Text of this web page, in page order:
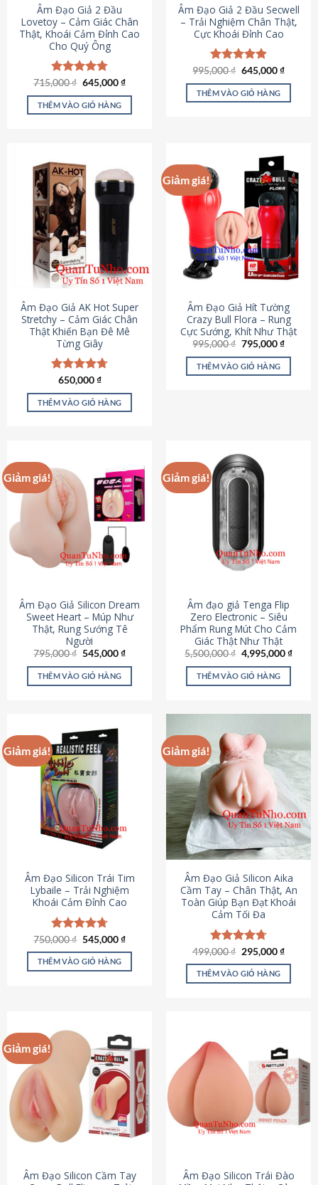
Âm Đạo Giả 2 Đầu
Lovetoy – Cảm Giác Chân
Thật, Khoái Cảm Đỉnh Cao
Cho Quý Ông
Được xếp
hạng4.79
5 sao
715,000₫ Giá
là:
715,000 ₫.
645,000₫Giá
tại
THÊM VÀO GIỎ HÀNG
Âm Đạo Giả 2 Đầu Secwell
– Trải Nghiệm Chân Thật,
Cực Khoái Đỉnh Cao
Được xếp
hạng4.88
5 sao
995,000₫ Giá
là:
995,000 ₫.
645,000₫Giá
tại
THÊM VÀO GIỎ HÀNG
Âm Đạo Giả AK Hot Super
Stretchy – Cảm Giác Chân
Thật Khiến Bạn Đê Mê
Từng Giây
Được xếp
hạng4.75
5 sao
650,000₫
THÊM VÀO GIỎ HÀNG
Giảm giá!
Âm Đạo Giả Hít Tường
Crazy Bull Flora – Rung
Cực Sướng, Khít Như Thật
995,000₫ Giá
là:
995,000 ₫.
795,000₫Giá
tại
THÊM VÀO GIỎ HÀNG
Giảm giá!
Âm Đạo Giả Silicon Dream
Sweet Heart – Múp Như
Thật, Rung Sướng Tê
Người
795,000₫ Giá
là:
795,000 ₫.
545,000₫Giá
tại
545,000 ₫.
THÊM VÀO GIỎ HÀNG
Giảm giá!
Âm đạo giả Tenga Flip
Zero Electronic – Siêu
Phẩm Rung Mút Cho Cảm
Giác Thật Như Thật
5,500,000₫ Giá
gốc
là:
5,500,000 ₫.
4,995,000₫Giá
THÊM VÀO GIỎ HÀNG
Giảm giá!
Âm Đạo Silicon Trái Tim
Lybaile – Trải Nghiệm
Khoái Cảm Đỉnh Cao
Được xếp
hạng4.70
5 sao
750,000₫ Giá
là:
750,000 ₫.
545,000₫Giá
tại
545,000 ₫.
THÊM VÀO GIỎ HÀNG
Giảm giá!
Âm Đạo Giả Silicon Aika
Cầm Tay – Chân Thật, An
Toàn Giúp Bạn Đạt Khoái
Cảm Tối Đa
Được xếp
hạng4.75
5 sao
499,000₫ Giá
là:
499,000 ₫.
295,000₫Giá
tại
THÊM VÀO GIỎ HÀNG
Giảm giá!
Âm Đạo Silicon Cầm Tay
Âm Đạo Silicon Trái Đào